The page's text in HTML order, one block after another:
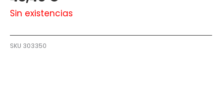
Sin existencias
SKU 303350